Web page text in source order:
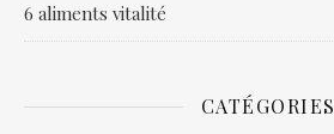
6 aliments vitalité
CATÉGORIES